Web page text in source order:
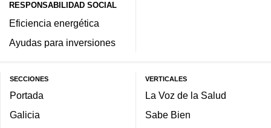
RESPONSABILIDAD SOCIAL
Eficiencia energética
Ayudas para inversiones
SECCIONES
Portada
Galicia
VERTICALES
La Voz de la Salud
Sabe Bien